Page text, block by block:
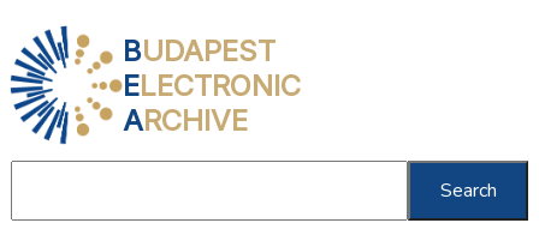
BUDAPEST
ELECTRONIC
ARCHIVE
Search